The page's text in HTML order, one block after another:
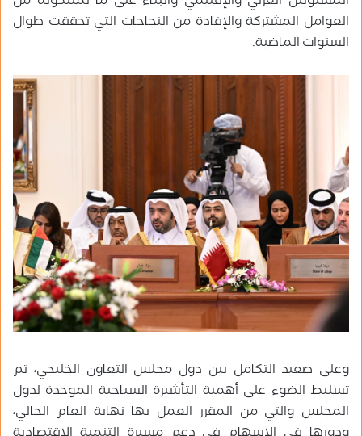
العوامل المشتركة والإفادة من النجاحات التي تحققت طوال
السنوات الماضية.
وعلى صعيد التكامل بين دول مجلس التعاون الخليجي، تم
تسليط الضوء على أهمية التأشيرة السياحية الموحدة لدول
المجلس والتي من المقرر العمل بها نهاية العام الحالي،